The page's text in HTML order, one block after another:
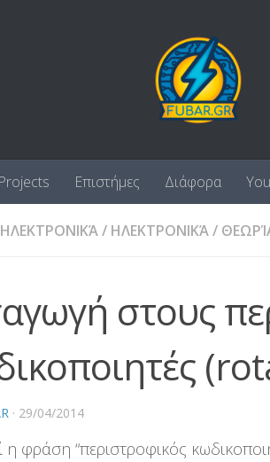
Projects Επιστήμες Διάφορα
ΗΛΕΚΤΡΟΝΙΚΆ/ ΗΛΕΚΤΡΟΝΙΚΆ/
στους
· 29/04/2014
η φράση “περιστροφικός